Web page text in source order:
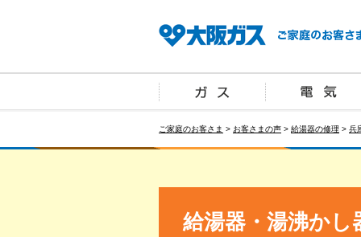
ご家庭のお客さま > お客さまの声 > 給湯器の修理 > 兵
給湯器・湯沸かし